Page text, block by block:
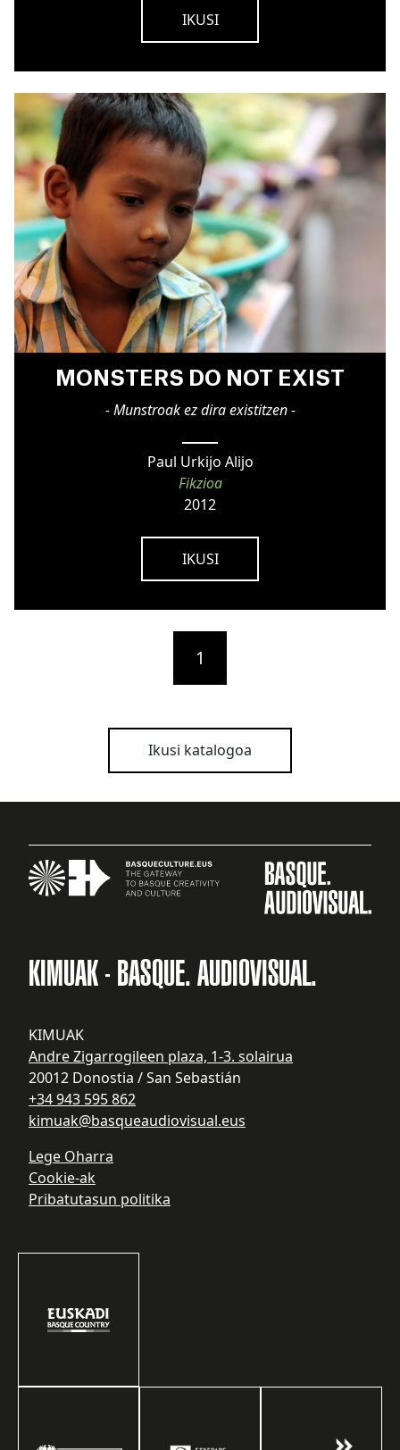
IKUSI
MONSTERS DO NOT EXIST
- Munstroak ez dira existitzen -
Paul Urkijo Alijo
Fikzioa
2012
IKUSI
1
Ikusi katalogoa
KIMUAK - BASQUE. AUDIOVISUAL.
KIMUAK
Andre Zigarrogileen plaza, 1-3. solairua
20012 Donostia / San Sebastián
+34 943 595 862
kimuak@basqueaudiovisual.eus
Lege Oharra
Cookie-ak
Pribatutasun politika